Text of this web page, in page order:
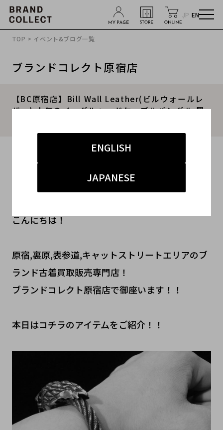
JP EN
ENGLISH
JAPANESE
TOP > イベント&ブログ一覧
ブランドコレクト原宿店
【BC原宿店】Bill Wall Leather(ビルウォールレ
ザー) 人気のイーグルヘッドケーブルバングル 買
こんにちは！
原宿,裏原,表参道,キャットストリートエリアのブ
ランド古着買取販売専門店！
ブランドコレクト原宿店で御座います！！
本日はコチラのアイテムをご紹介！！